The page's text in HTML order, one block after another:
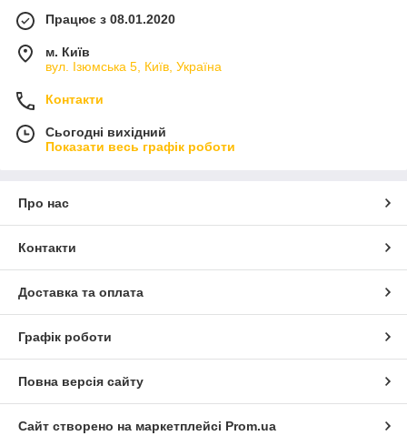
Працює з 08.01.2020
м. Київ
вул. Ізюмська 5, Київ, Україна
Контакти
Сьогодні вихідний
Показати весь графік роботи
Про нас
Контакти
Доставка та оплата
Графік роботи
Повна версія сайту
Сайт створено на маркетплейсі Prom.ua